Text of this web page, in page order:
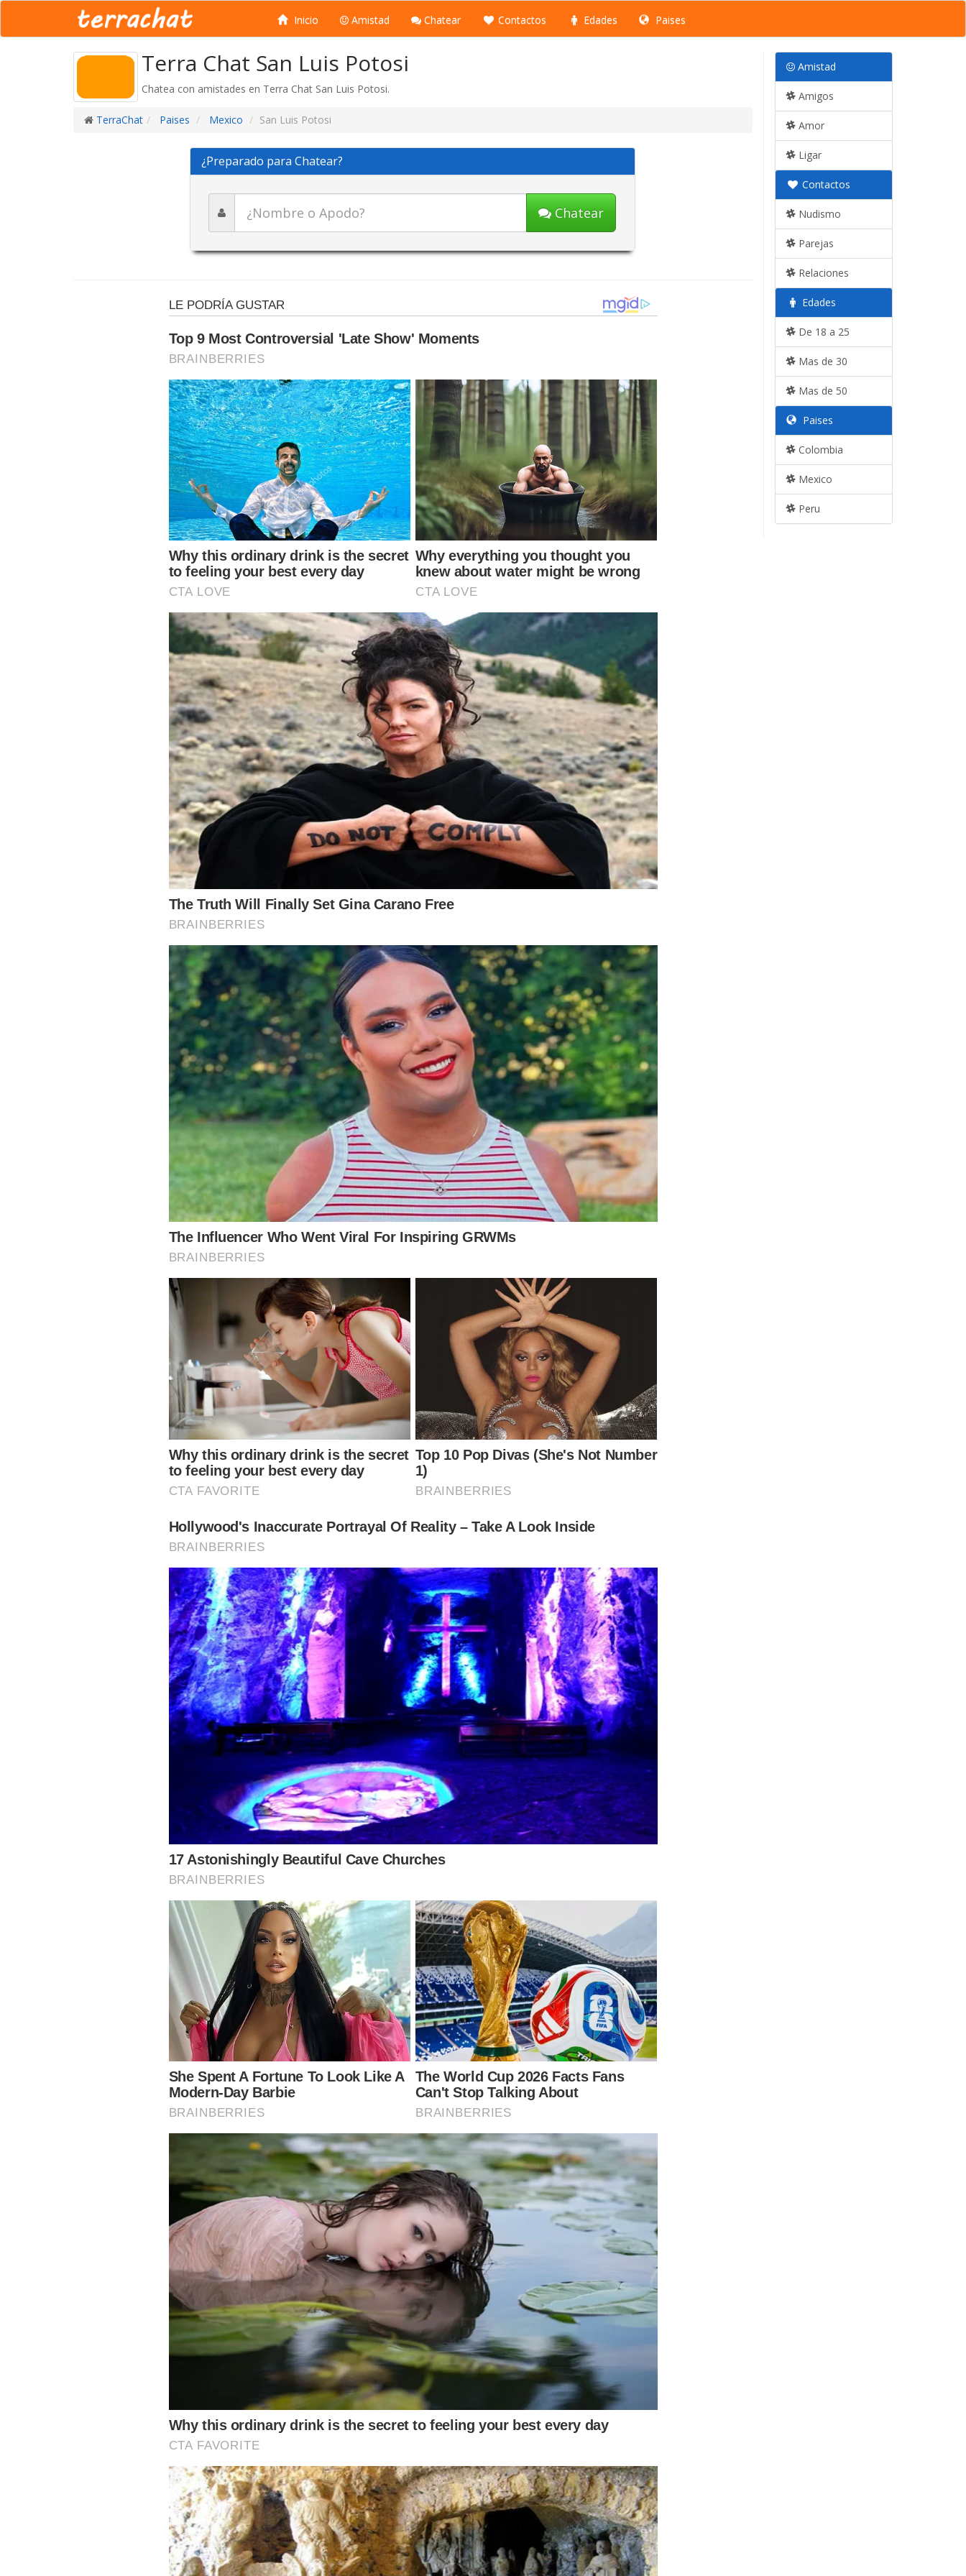
Inicio Amistad Chatear Contactos Edades Paises
Terra Chat San Luis Potosi
Chatea con amistades en Terra Chat San Luis Potosi.
TerraChat Paises Mexico San Luis Potosi
¿Preparado para Chatear?
Chatear
Amistad
Amigos
Amor
Ligar
Contactos
Nudismo
Parejas
Relaciones
Edades
De 18 a 25
Mas de 30
Mas de 50
Paises
Colombia
Mexico
Peru